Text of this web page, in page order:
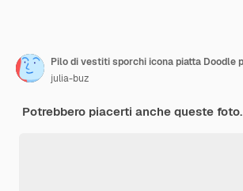
julia-buz
Potrebbero piacerti anche queste foto.